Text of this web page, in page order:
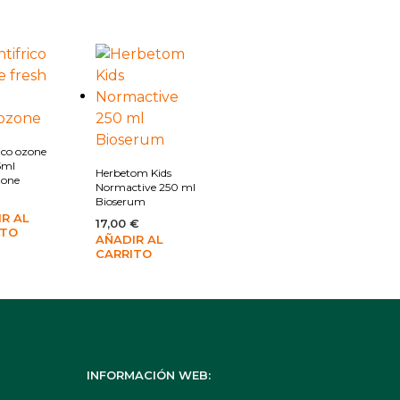
a la lista de deseos
ozone
AL
Añadir a la lista de deseos
Herbetom Kids
Normactive 250 ml
Bioserum
17,00 €
AÑADIR AL
CARRITO
INFORMACIÓN WEB: